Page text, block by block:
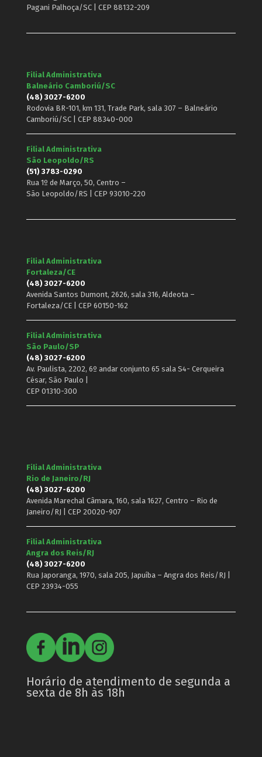
Pagani Palhoça/SC | CEP 88132-209
Filial Administrativa
Balneário Camboriú/SC
(48) 3027-6200
Rodovia BR-101, km 131, Trade Park, sala 307 – Balneário
Camboriú/SC | CEP 88340-000
Filial Administrativa
São Leopoldo/RS
(51) 3783-0290
Rua 1º de Março, 50, Centro –
São Leopoldo/RS | CEP 93010-220
Filial Administrativa
Fortaleza/CE
(48) 3027-6200
Avenida Santos Dumont, 2626, sala 316, Aldeota –
Fortaleza/CE | CEP 60150-162
Filial Administrativa
São Paulo/SP
(48) 3027-6200
Av. Paulista, 2202, 6º andar conjunto 65 sala S4- Cerqueira
César, São Paulo |
CEP 01310-300
Filial Administrativa
Rio de Janeiro/RJ
(48) 3027-6200
Avenida Marechal Câmara, 160, sala 1627, Centro – Rio de
Janeiro/RJ | CEP 20020-907
Filial Administrativa
Angra dos Reis/RJ
(48) 3027-6200
Rua Japoranga, 1970, sala 205, Japuíba – Angra dos Reis/RJ |
CEP 23934-055
Horário de atendimento de segunda a
sexta de 8h às 18h